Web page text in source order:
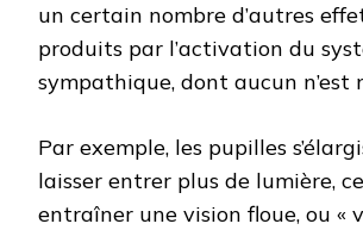
un certain nombre d’autres
produits par l’activation du
sympathique, dont aucun n’est
Par exemple, les pupilles
laisser entrer plus de lumière,
entraîner une vision floue, ou «